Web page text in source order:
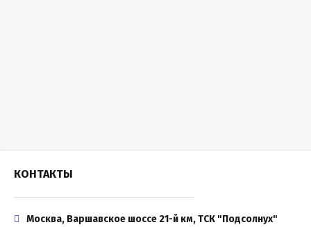
КОНТАКТЫ
Москва, Варшавское шоссе 21-й км, ТСК "Подсолнух"